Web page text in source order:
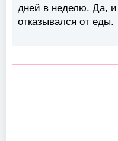
дней в неделю. Да, и
отказывался от еды.